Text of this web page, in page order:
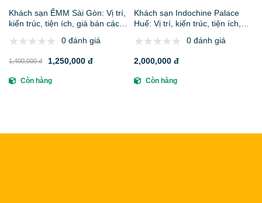
Khách sạn ÊMM Sài Gòn: Vị trí,
kiến trúc, tiện ích, giá bán các
phòng
0 đánh giá
1,400,000 đ 1,250,000 đ
Còn hàng
Khách sạn Indochine Palace
Huế: Vị trí, kiến trúc, tiện ích,
nghiệm đặt phòng0 đánh giá
2,000,000 đ
Còn hàng